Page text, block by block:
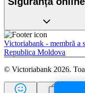
Victoriabank - membră a
Republica Moldova
© Victoriabank 2026.